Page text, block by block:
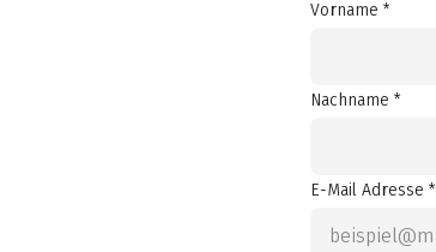
Vorname *
Nachname *
E-Mail Adresse *